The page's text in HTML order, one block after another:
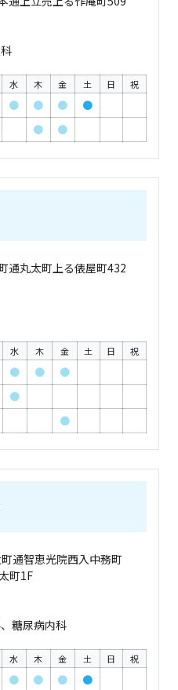
水 木 金 土 日 祝
● ● ●
●
● ●
通丸太町上る俵屋町432
水 木 金 土 日 祝
● ●
●
●
●
通智恵光院西入中務町
町1F
糖尿病内科
水 木 金 土 日 祝
● ● ●
●